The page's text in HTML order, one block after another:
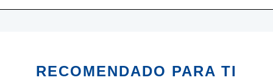
RECOMENDADO PARA TI